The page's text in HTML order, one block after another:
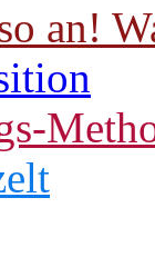
an!